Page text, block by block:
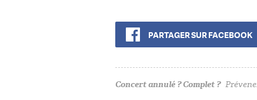
PARTAGER SUR FACEBOOK
Concert annulé ? Complet ?